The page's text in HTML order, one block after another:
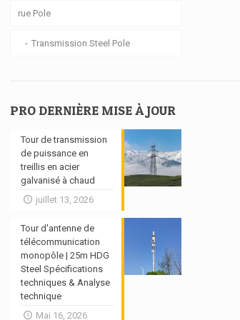
rue Pole
Transmission Steel Pole
PRO DERNIÈRE MISE À JOUR
Tour de transmission
de puissance en
treillis en acier
galvanisé à chaud
juillet 13, 2026
Tour d'antenne de
télécommunication
monopôle | 25m HDG
Steel Spécifications
techniques & Analyse
technique
Mai 16, 2026